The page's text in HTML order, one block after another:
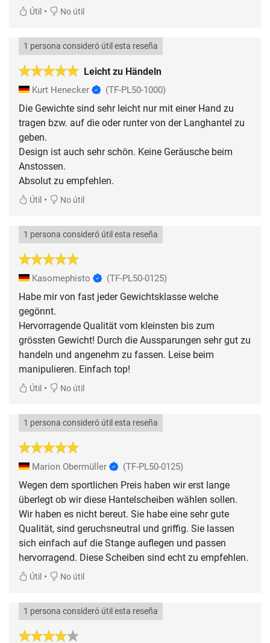
Útil • No útil
Leicht zu Händeln
1 persona consideró útil esta reseña
Kurt Henecker (TF-PL50-1000)
Die Gewichte sind sehr leicht nur mit einer Hand zu
tragen bzw. auf die oder runter von der Langhantel zu
geben.
Design ist auch sehr schön. Keine Geräusche beim
Anstossen.
Absolut zu empfehlen.
Útil • No útil
1 persona consideró útil esta reseña
Kasomephisto (TF-PL50-0125)
Habe mir von fast jeder Gewichtsklasse welche
gegönnt.
Hervorragende Qualität vom kleinsten bis zum
grössten Gewicht! Durch die Aussparungen sehr gut zu
handeln und angenehm zu fassen. Leise beim
manipulieren. Einfach top!
Útil • No útil
1 persona consideró útil esta reseña
Marion Obermüller (TF-PL50-0125)
Wegen dem sportlichen Preis haben wir erst lange
überlegt ob wir diese Hantelscheiben wählen sollen.
Wir haben es nicht bereut. Sie habe eine sehr gute
Qualität, sind geruchsneutral und griffig. Sie lassen
sich einfach auf die Stange auflegen und passen
hervorragend. Diese Scheiben sind echt zu empfehlen.
Útil • No útil
1 persona consideró útil esta reseña